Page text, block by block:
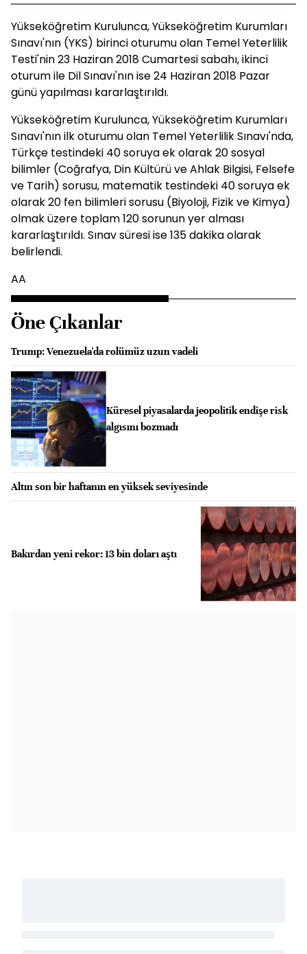
Yükseköğretim Kurulunca, Yükseköğretim Kurumları
Sınavı'nın (YKS) birinci oturumu olan Temel Yeterlilik
Testi'nin 23 Haziran 2018 Cumartesi sabahı, ikinci
oturum ile Dil Sınavı'nın ise 24 Haziran 2018 Pazar
günü yapılması kararlaştırıldı.
Yükseköğretim Kurulunca, Yükseköğretim Kurumları
Sınavı'nın ilk oturumu olan Temel Yeterlilik Sınavı'nda,
Türkçe testindeki 40 soruya ek olarak 20 sosyal
bilimler (Coğrafya, Din Kültürü ve Ahlak Bilgisi, Felsefe
ve Tarih) sorusu, matematik testindeki 40 soruya ek
olarak 20 fen bilimleri sorusu (Biyoloji, Fizik ve Kimya)
olmak üzere toplam 120 sorunun yer alması
kararlaştırıldı. Sınav süresi ise 135 dakika olarak
belirlendi.
AA
Öne Çıkanlar
Trump: Venezuela'da rolümüz uzun vadeli
Küresel piyasalarda jeopolitik endişe risk
algısını bozmadı
Altın son bir haftanın en yüksek seviyesinde
Bakırdan yeni rekor: 13 bin doları aştı